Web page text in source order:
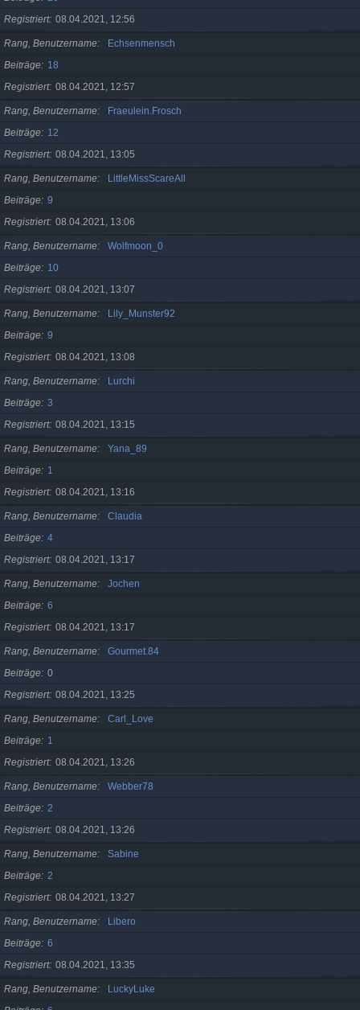
Registriert 08.04.2021, 12:56
Rang, Benutzername
Echsenmensch
Beiträge
18
Registriert 08.04.2021, 12:57
Rang, Benutzername
Fraeulein.Frosch
Beiträge
12
Registriert 08.04.2021, 13:05
Rang, Benutzername
LittleMissScareAll
Beiträge 9
Registriert 08.04.2021, 13:06
Rang, Benutzername
Wolfmoon_0
Beiträge
10
Registriert 08.04.2021, 13:07
Rang, Benutzername
Lily_Munster92
Beiträge 9
Registriert 08.04.2021, 13:08
Rang, Benutzername
Lurchi
Beiträge 3
Registriert 08.04.2021, 13:15
Rang, Benutzername
Yana_89
Beiträge
1
Registriert 08.04.2021, 13:16
Rang, Benutzername
Claudia
Beiträge 4
Registriert 08.04.2021, 13:17
Rang, Benutzername
Jochen
Beiträge 6
Registriert 08.04.2021, 13:17
Rang, Benutzername
Gourmet.84
Beiträge 0
Registriert 08.04.2021, 13:25
Rang, Benutzername
Carl_Love
Beiträge
1
Registriert 08.04.2021, 13:26
Rang, Benutzername
Webber78
Beiträge 2
Registriert 08.04.2021, 13:26
Rang, Benutzername
Sabine
Beiträge 2
Registriert 08.04.2021, 13:27
Rang, Benutzername
Libero
Beiträge 6
Registriert 08.04.2021, 13:35
Rang, Benutzername
LuckyLuke